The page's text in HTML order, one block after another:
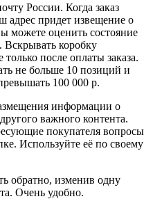
России. Когда заказ
адрес придет извещение о
можете оценить состояние
Вскрывать коробку
после оплаты заказа.
не больше 10 позиций и
100 000 р.
информации о
важного контента.
покупателя вопросы
Используйте её по своему
обратно, изменив одну
Очень удобно.